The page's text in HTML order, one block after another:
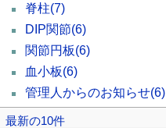
脊柱(7)
DIP関節(6)
関節円板(6)
血小板(6)
管理人からのお知らせ(6)
最新の10件